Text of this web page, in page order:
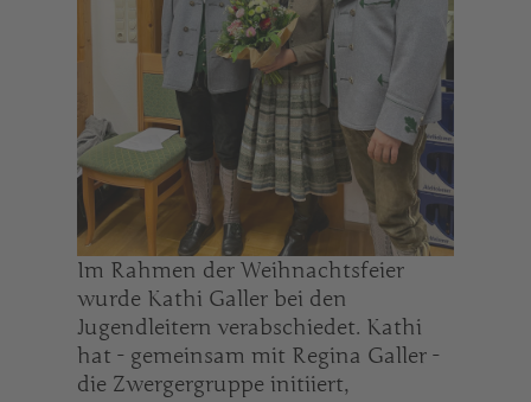
Im Rahmen der Weihnachtsfeier
wurde Kathi Galler bei den
Jugendleitern verabschiedet. Kathi
hat - gemeinsam mit Regina Galler -
die Zwergergruppe initiiert,